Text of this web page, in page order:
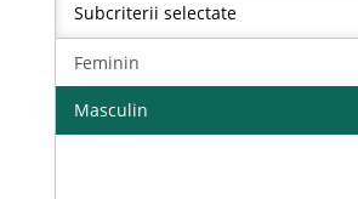
Subcriterii selectate
Feminin
Masculin